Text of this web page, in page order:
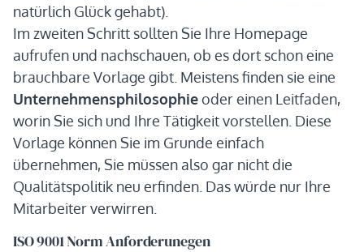
natürlich Glück gehabt).
Im zweiten Schritt sollten Sie Ihre Homepage
aufrufen und nachschauen, ob es dort schon eine
brauchbare Vorlage gibt. Meistens finden sie eine
Unternehmensphilosophieoder einen Leitfaden,
worin Sie sich und Ihre Tätigkeit vorstellen. Diese
Vorlage können Sie im Grunde einfach
übernehmen, Sie müssen also gar nicht die
Qualitätspolitik neu erfinden. Das würde nur Ihre
Mitarbeiter verwirren.
ISO 9001 Norm Anforderunegen